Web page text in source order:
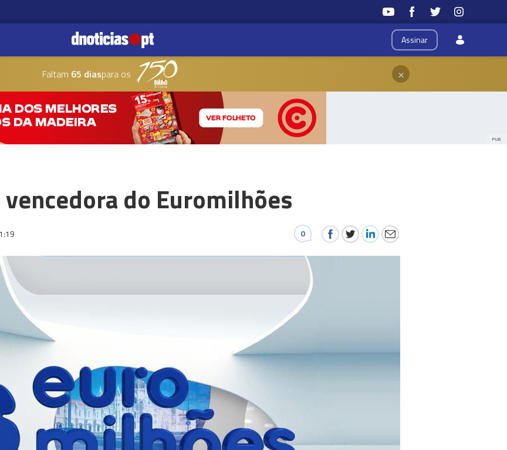
Assinar
Faltam 65 diaspara os ×
PUB
vencedora do Euromilhões
0